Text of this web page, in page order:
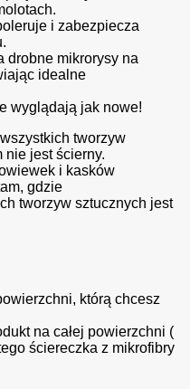
i zabezpiecza
drobne mikrorysy na
idealne
wyglądają jak nowe!
tworzyw
nie jest ścierny.
i kasków
gdzie
tworzyw sztucznych jest
którą chcesz
na całej powierzchni (
ściereczka z mikrofibry